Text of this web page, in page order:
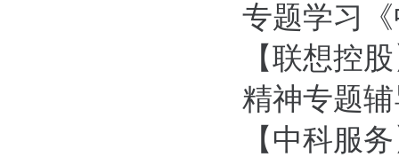
专题学习
【联想控
精神专题
【中科服